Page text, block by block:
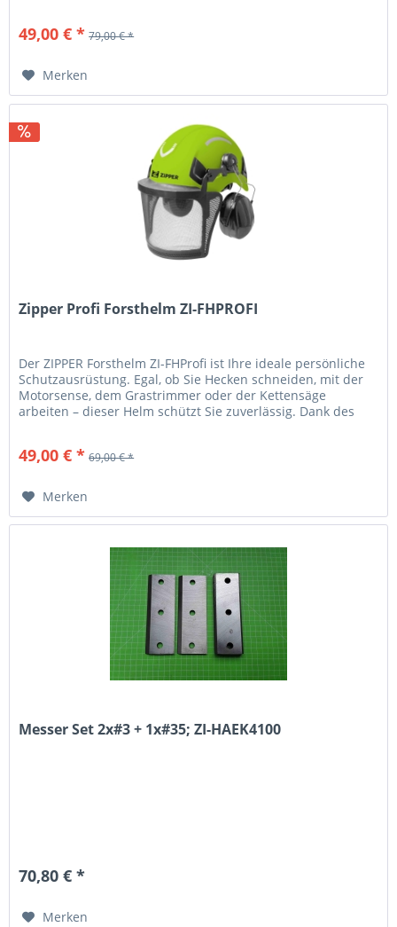
49,00 € * 79,00 € *
Merken
Zipper Profi Forsthelm ZI-FHPROFI
Der ZIPPER Forsthelm ZI-FHProfi ist Ihre ideale persönliche
Schutzausrüstung. Egal, ob Sie Hecken schneiden, mit der
Motorsense, dem Grastrimmer oder der Kettensäge
arbeiten – dieser Helm schützt Sie zuverlässig. Dank des
49,00 € * 69,00 € *
Merken
Messer Set 2x#3 + 1x#35; ZI-HAEK4100
70,80 € *
Merken